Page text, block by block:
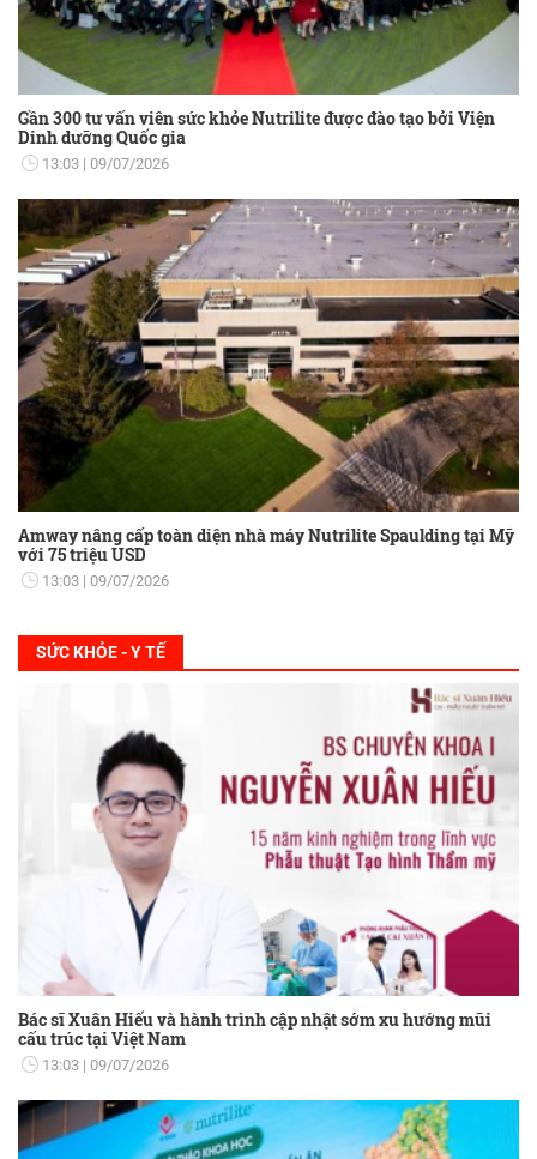
Gần 300 tư vấn viên sức khỏe Nutrilite được đào tạo bởi Viện
Dinh dưỡng Quốc gia
13:03 09/07/2026
Amway nâng cấp toàn diện nhà máy Nutrilite Spaulding tại Mỹ
với 75 triệu USD
13:03 09/07/2026
SỨC KHỎE - Y TẾ
Bác sĩ Xuân Hiếu và hành trình cập nhật sớm xu hướng mũi
cấu trúc tại Việt Nam
13:03 09/07/2026